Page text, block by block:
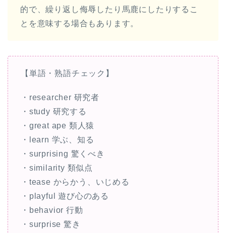
的で、繰り返し侮辱したり馬鹿にしたりするこ
とを意味する場合もあります。
【単語・熟語チェック】
・researcher 研究者
・study 研究する
・great ape 類人猿
・learn 学ぶ、知る
・surprising 驚くべき
・similarity 類似点
・tease からかう、いじめる
・playful 遊び心のある
・behavior 行動
・surprise 驚き